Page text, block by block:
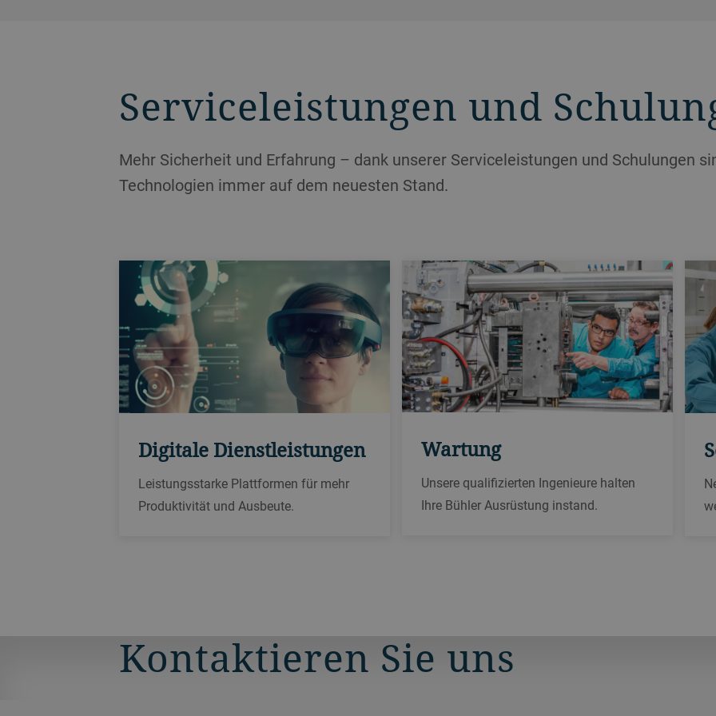
Serviceleistungen und
Mehr Sicherheit und Erfahrung – dank unserer Serviceleistungen und Schulungen
Technologien immer auf dem neuesten Stand.
Digitale Dienstleistungen
Leistungsstarke Plattformen für mehr
Produktivität und Ausbeute.
Wartung
Unsere qualifizierten Ingenieure halten
Ihre Bühler Ausrüstung instand.
Kontaktieren Sie uns